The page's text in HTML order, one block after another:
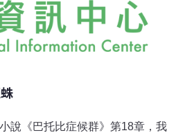
輸帶上必須滿足觀光行為的所有
說《巴托比症候群》第18章，我